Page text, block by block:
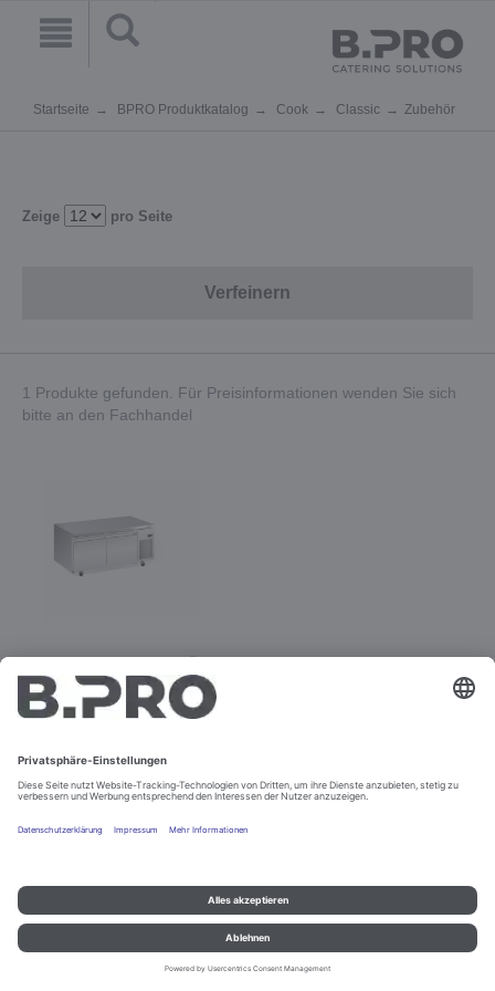
Startseite BPRO Produktkatalog Cook Classic Zubehör
Zeige pro Seite
Verfeinern
1 Produkte gefunden. Für Preisinformationen wenden Sie sich
bitte an den Fachhandel
BC UCT 2D
Impressum und Datenschutz Kontakt
© B.PRO Catering Solutions 2022